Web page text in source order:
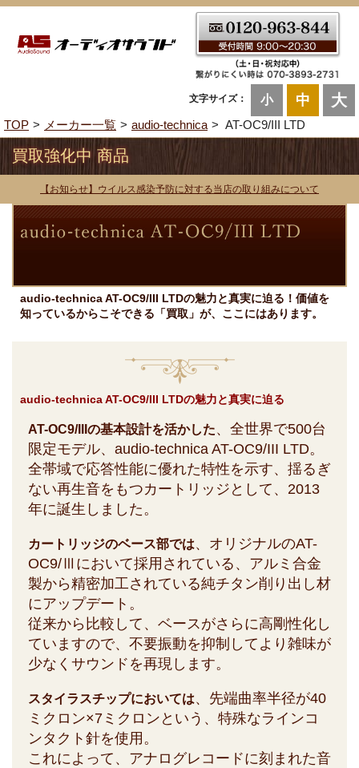
文字サイズ： 小 中 大
TOP メーカー一覧 audio-technica AT-OC9/III LTD
買取強化中 商品
【お知らせ】ウイルス感染予防に対する当店の取り組みについて
audio-technica AT-OC9/III LTDの魅力と真実に迫る！価値を
知っているからこそできる「買取」が、ここにはあります。
audio-technica AT-OC9/III LTDの魅力と真実に迫る
AT-OC9/IIIの基本設計を活かした、全世界で500台
限定モデル、audio-technica AT-OC9/III LTD。
全帯域で応答性能に優れた特性を示す、揺るぎ
ない再生音をもつカートリッジとして、2013
年に誕生しました。
カートリッジのベース部では、オリジナルのAT-
OC9/Ⅲにおいて採用されている、アルミ合金
製から精密加工されている純チタン削り出し材
にアップデート。
従来から比較して、ベースがさらに高剛性化し
ていますので、不要振動を抑制してより雑味が
少なくサウンドを再現します。
スタイラスチップにおいては、先端曲率半径が40
ミクロン×7ミクロンという、特殊なラインコ
ンタクト針を使用。
これによって、アナログレコードに刻まれた音